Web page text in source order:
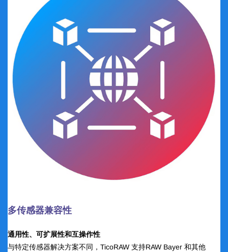
多传感器兼容性
通用性、可扩展性和互操作性
与特定传感器解决方案不同，TicoRAW 支持RAW Bayer 和其他